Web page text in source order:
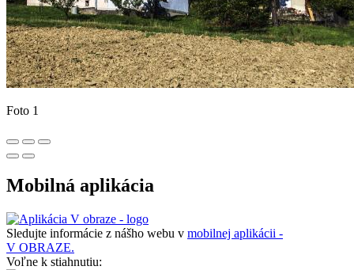
Foto 1
Mobilná aplikácia
Sledujte informácie z nášho webu v mobilnej aplikácii -
V OBRAZE.
Voľne k stiahnutiu: